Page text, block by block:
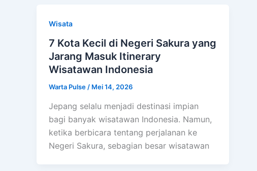
Wisata
7 Kota Kecil di Negeri Sakura yang
Jarang Masuk Itinerary
Wisatawan Indonesia
Warta Pulse / Mei 14, 2026
Jepang selalu menjadi destinasi impian
bagi banyak wisatawan Indonesia. Namun,
ketika berbicara tentang perjalanan ke
Negeri Sakura, sebagian besar wisatawan